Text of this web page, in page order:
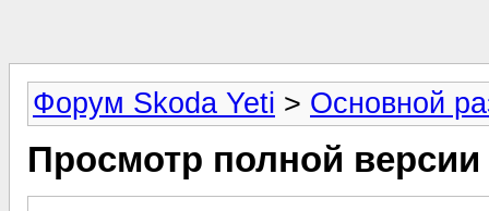
Форум Skoda Yeti > Основной
Просмотр полной